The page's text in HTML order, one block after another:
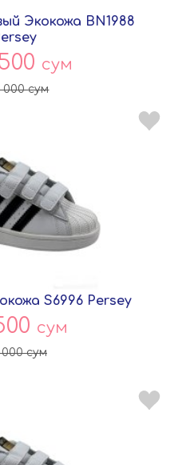
Экокожа BN1988
сум
000сум
S6996 Persey
сум
000сум